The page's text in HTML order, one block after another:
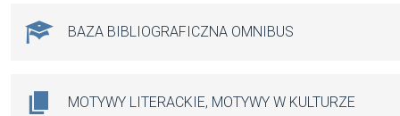
BAZA BIBLIOGRAFICZNA OMNIBUS
MOTYWY LITERACKIE, MOTYWY W KULTURZE